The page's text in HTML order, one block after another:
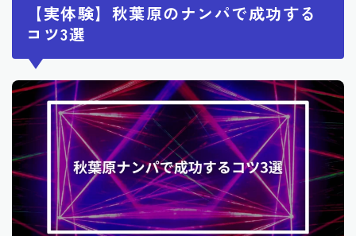
【実体験】秋葉原のナンパで成功する
コツ3選